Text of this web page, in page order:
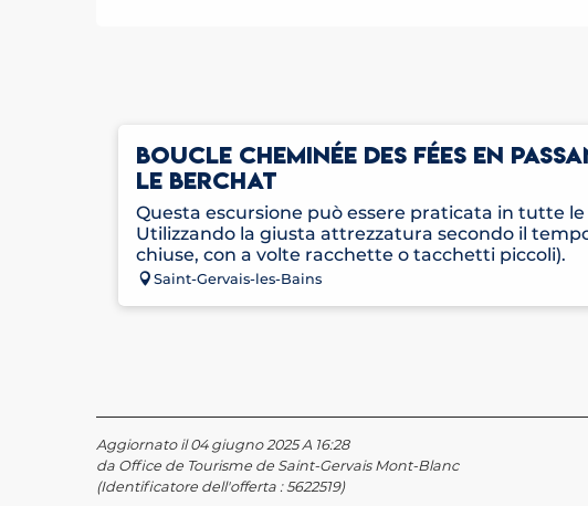
BOUCLE CHEMINÉE DES FÉES EN
LE BERCHAT
Questa escursione può essere praticata in tutte
Utilizzando la giusta attrezzatura secondo il
chiuse, con a volte racchette o tacchetti piccoli).
Saint-Gervais-les-Bains
Aggiornato il 04 giugno 2025 A 16:28
da Office de Tourisme de Saint-Gervais Mont-Blanc
(Identificatore dell'offerta :5622519)